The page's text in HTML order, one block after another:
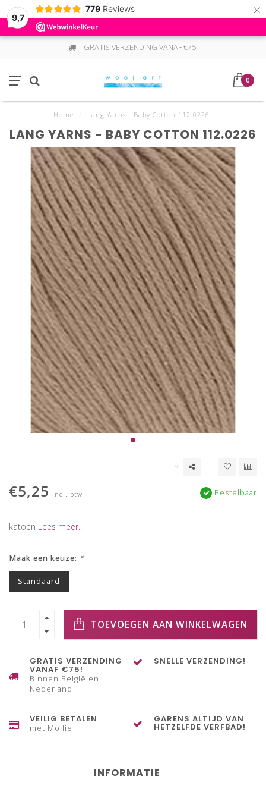
9,7
779 Reviews ×
GRATIS VERZENDING VANAF €75!
0
Home Lang Yarns - Baby Cotton 112.0226
LANG YARNS - BABY COTTON 112.0226
€5,25 Incl. btw Bestelbaar
katoen Lees meer..
Maak een keuze: *
Standaard
TOEVOEGEN AAN WINKELWAGEN
GRATIS VERZENDING
VANAF €75!
Binnen België en
Nederland
SNELLE VERZENDING!
VEILIG BETALEN
met Mollie
GARENS ALTIJD VAN
HETZELFDE VERFBAD!
INFORMATIE